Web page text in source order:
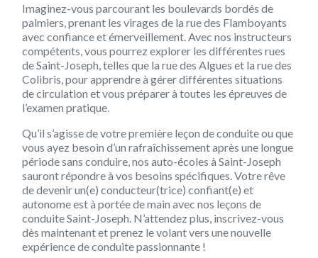
Imaginez-vous parcourant les boulevards bordés de
palmiers, prenant les virages de la rue des Flamboyants
avec confiance et émerveillement. Avec nos instructeurs
compétents, vous pourrez explorer les différentes rues
de Saint-Joseph, telles que la rue des Algues et la rue des
Colibris, pour apprendre à gérer différentes situations
de circulation et vous préparer à toutes les épreuves de
l’examen pratique.
Qu’il s’agisse de votre première leçon de conduite ou que
vous ayez besoin d’un rafraîchissement après une longue
période sans conduire, nos auto-écoles à Saint-Joseph
sauront répondre à vos besoins spécifiques. Votre rêve
de devenir un(e) conducteur(trice) confiant(e) et
autonome est à portée de main avec nos leçons de
conduite Saint-Joseph. N’attendez plus, inscrivez-vous
dès maintenant et prenez le volant vers une nouvelle
expérience de conduite passionnante !